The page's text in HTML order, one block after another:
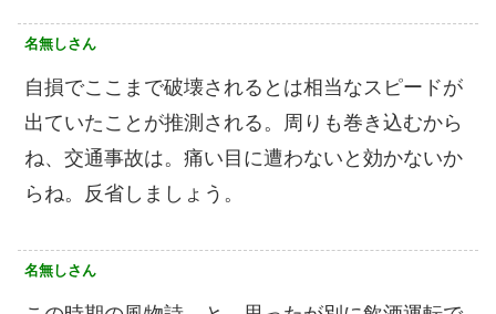
名無しさん
自損でここまで破壊されるとは相当なスピードが
出ていたことが推測される。周りも巻き込むから
ね、交通事故は。痛い目に遭わないと効かないか
らね。反省しましょう。
名無しさん